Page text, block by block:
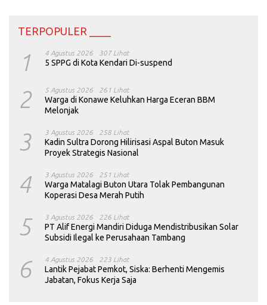
TERPOPULER ____
1 4 Agustus 2026 307 Lihat
5 SPPG di Kota Kendari Di-suspend
2 5 Agustus 2026 261 Lihat
Warga di Konawe Keluhkan Harga Eceran BBM
Melonjak
3 3 Agustus 2026 258 Lihat
Kadin Sultra Dorong Hilirisasi Aspal Buton Masuk
Proyek Strategis Nasional
4 3 Agustus 2026 251 Lihat
Warga Matalagi Buton Utara Tolak Pembangunan
Koperasi Desa Merah Putih
5 3 Agustus 2026 226 Lihat
PT Alif Energi Mandiri Diduga Mendistribusikan Solar
Subsidi Ilegal ke Perusahaan Tambang
6 4 Agustus 2026 223 Lihat
Lantik Pejabat Pemkot, Siska: Berhenti Mengemis
Jabatan, Fokus Kerja Saja